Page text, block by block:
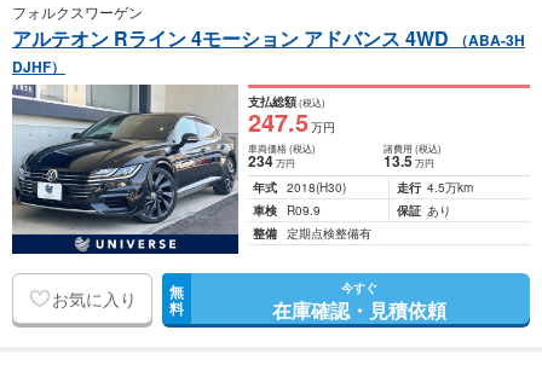
フォルクスワーゲン
アルテオン Rライン 4モーション アドバンス 4WD
（ABA-3H
DJHF）
支払総額(税込)
247.5万円
車両価格(税込)
234万円
諸費用 (税込)
13.5 万円
年式 2018(H30) 走行 4.5万km
車検
R09.9 保証 あり
整備 定期点検整備有
お気に入り 無
料
今すぐ
在庫確認・見積依頼